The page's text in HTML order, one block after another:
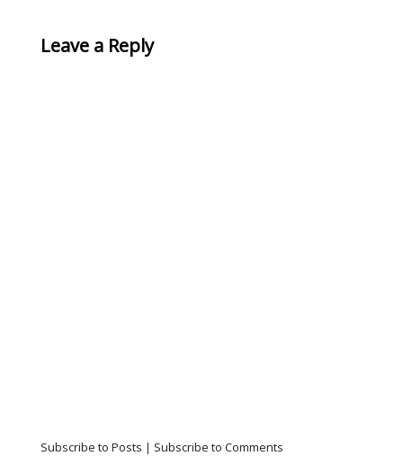
Leave a Reply
Subscribe to Posts | Subscribe to Comments